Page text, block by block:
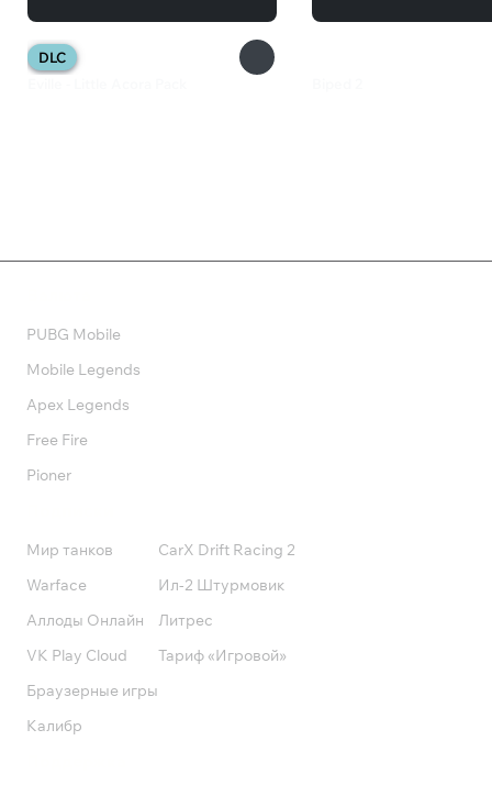
DLC
PUBG Mobile
Mobile Legends
Apex Legends
Free Fire
Pioner
Мир танков
Warface
Аллоды Онлайн
VK Play Cloud
Браузерные игры
Калибр
CarX Drift Racing 2
Ил-2 Штурмовик
Литрес
Тариф «Игровой»